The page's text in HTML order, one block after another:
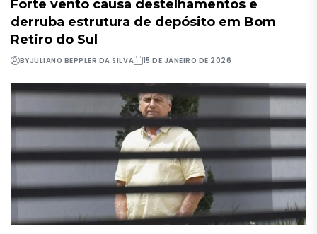
Forte vento causa destelhamentos e
derruba estrutura de depósito em Bom
Retiro do Sul
BYJULIANO BEPPLER DA SILVA 15 DE JANEIRO DE 2026